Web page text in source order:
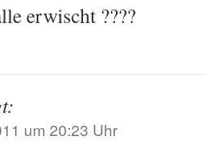
erwischt ????
um 20:23 Uhr